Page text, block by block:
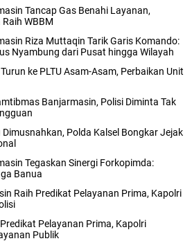
Tancap Gas Benahi Layanan,
WBBM
Riza Muttaqin Tarik Garis Komando:
Nyambung dari Pusat hingga Wilayah
ke PLTU Asam-Asam, Perbaikan Unit
Banjarmasin, Polisi Diminta Tak
Polda Kalsel Bongkar Jejak
Tegaskan Sinergi Forkopimda:
Banua
Raih Predikat Pelayanan Prima, Kapolri
Pelayanan Prima, Kapolri
Publik